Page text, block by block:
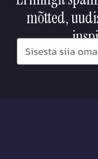
mõtted,